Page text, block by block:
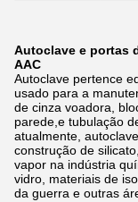
Autoclave e portas
AAC
Autoclave pertence
usado para a
de cinza voadora,
parede,e tubulação
atualmente,
construção de
vapor na indústria
vidro, materiais de
da guerra e outras